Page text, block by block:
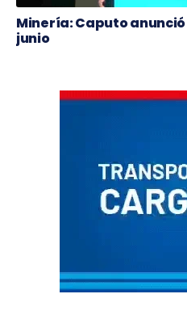
Minería: Caputo
junio